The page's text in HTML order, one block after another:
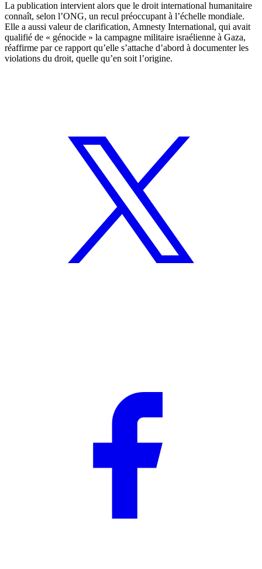
La publication intervient alors que le droit international humanitaire
connaît, selon l’ONG, un recul préoccupant à l’échelle mondiale.
Elle a aussi valeur de clarification, Amnesty International, qui avait
qualifié de « génocide » la campagne militaire israélienne à Gaza,
réaffirme par ce rapport qu’elle s’attache d’abord à documenter les
violations du droit, quelle qu’en soit l’origine.